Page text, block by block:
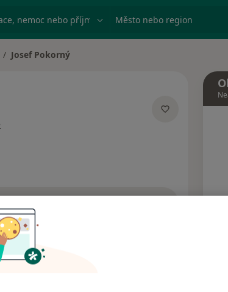
nemoc nebo příjmení Město nebo region
města
Josef Pokorný